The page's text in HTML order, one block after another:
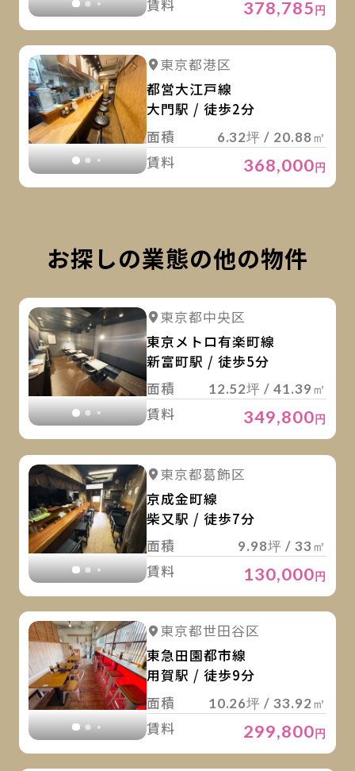
賃料 378,785円
詳細を見る
東京都港区
都営大江戸線
大門駅 / 徒歩2分
面積
6.32坪 / 20.88㎡
賃料 368,000円
お探しの業態の他の物件
詳細を見る
東京都中央区
東京メトロ有楽町線
新富町駅 / 徒歩5分
面積
12.52坪 / 41.39㎡
賃料 349,800 円
詳細を見る
東京都葛飾区
京成金町線
柴又駅 / 徒歩7分
面積
9.98坪 / 33㎡
賃料 130,000円
詳細を見る
東京都世田谷区
東急田園都市線
用賀駅 / 徒歩9分
面積
10.26坪 / 33.92㎡
賃料 299,800円